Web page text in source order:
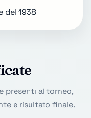
del 1938
presenti al torneo,
e risultato finale.